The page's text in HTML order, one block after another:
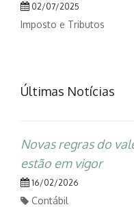
02/07/2025
Imposto e Tributos
Últimas Notícias
Novas regras do
estão em vigor
16/02/2026
Contábil